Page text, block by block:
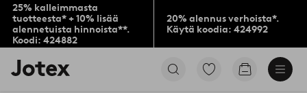
25% kalleimmasta
tuotteesta* + 10% lisää
alennetuista hinnoista**.
Koodi: 424882
20% alennus verhoista*.
Käytä koodia: 424992
Jotex-
logo
Siirry
Siirry